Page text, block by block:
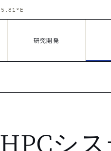
研究開発
シ